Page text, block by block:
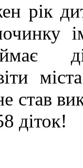
рік
став
діток!